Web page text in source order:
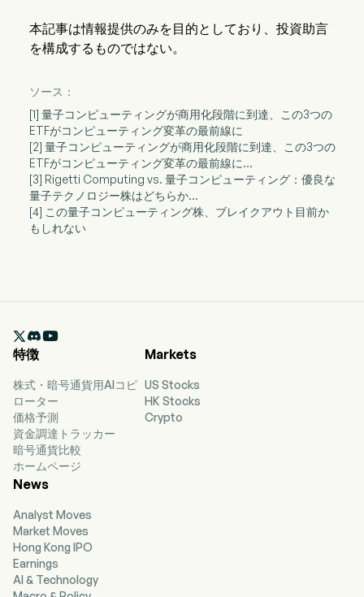
本記事は情報提供のみを目的としており、投資助言
を構成するものではない。
ソース：
[1] 量子コンピューティングが商用化段階に到達、この3つの
ETFがコンピューティング変革の最前線に
[2] 量子コンピューティングが商用化段階に到達、この3つの
ETFがコンピューティング変革の最前線に…
[3] Rigetti Computing vs. 量子コンピューティング：優良な
量子テクノロジー株はどちらか…
[4] この量子コンピューティング株、ブレイクアウト目前か
もしれない

特徴
株式・暗号通貨用AIコピ
ローター
価格予測
資金調達トラッカー
暗号通貨比較
ホームページ
Markets
US Stocks
HK Stocks
Crypto
News
Analyst Moves
Market Moves
Hong Kong IPO
Earnings
AI & Technology